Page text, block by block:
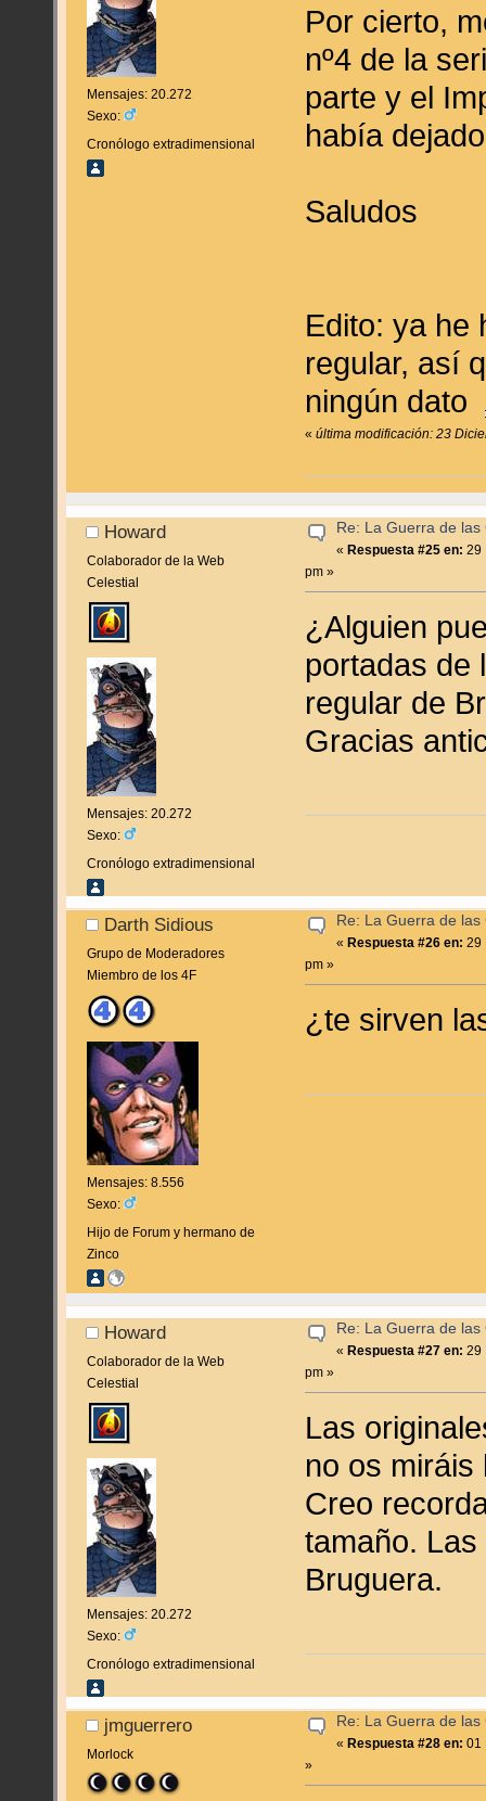
Mensajes: 20.272
Sexo:
Cronólogo extradimensional
Por cierto,
nº4 de la
parte y el
había
Saludos
Edito: ya he
regular, así
ningún dato
«última modificación: 23
Howard
Colaborador de la Web
Celestial
Mensajes: 20.272
Sexo:
Cronólogo extradimensional
Re: La Guerra de las
«Respuesta #25 en: 29
pm »
¿Alguien
portadas de
regular de
Gracias
Darth Sidious
Grupo de Moderadores
Miembro de los 4F
Mensajes: 8.556
Sexo:
Hijo de Forum y hermano de
Zinco
Re: La Guerra de las
«Respuesta #26 en: 29
pm »
¿te sirven
Howard
Colaborador de la Web
Celestial
Mensajes: 20.272
Sexo:
Cronólogo extradimensional
Re: La Guerra de las
« Respuesta #27 en: 29
pm »
Las
no os
Creo
tamaño.
Bruguera.
jmguerrero
Morlock
Re: La Guerra de las
« Respuesta #28 en: 01
»